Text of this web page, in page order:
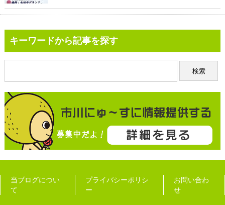
キーワードから記事を探す
当ブログについ
て
プライバシーポリシ
ー
お問い合わ
せ